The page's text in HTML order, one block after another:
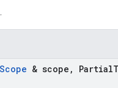
Scope & scope , Partial